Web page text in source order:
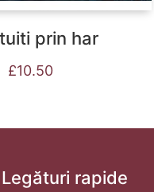
prin har
£10.50
Legături rapide